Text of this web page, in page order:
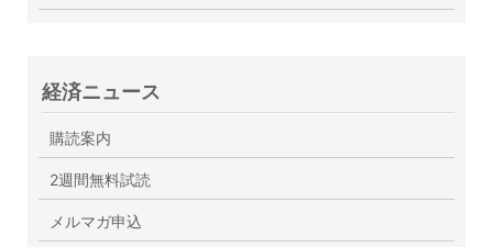
経済ニュース
購読案内
2週間無料試読
メルマガ申込